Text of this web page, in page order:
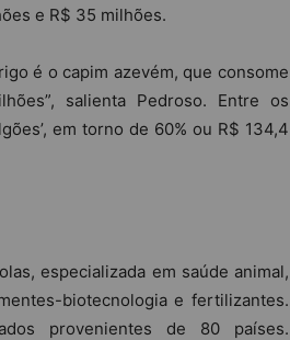
e R$ 35 milhões.
é o capim azevém, que consome
salienta Pedroso. Entre os
em torno de 60% ou R$ 134,4
especializada em saúde animal,
biotecnologia e fertilizantes.
provenientes de 80 países.